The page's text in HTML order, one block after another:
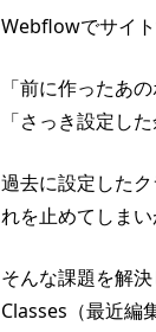
Webflowでサイ
「前に作ったあ
「さっき設定し
過去に設定した
れを止めてしまい
そんな課題を解
Classes（最近編